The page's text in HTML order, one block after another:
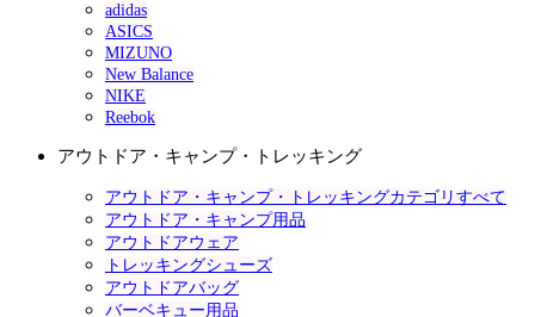
adidas
ASICS
MIZUNO
New Balance
NIKE
Reebok
アウトドア・キャンプ・トレッキング
アウトドア・キャンプ・トレッキングカテゴリすべて
アウトドア・キャンプ用品
アウトドアウェア
トレッキングシューズ
アウトドアバッグ
バーベキュー用品